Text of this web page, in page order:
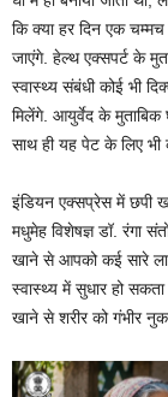
कि क्या हर दिन एक चम्मच
जाएंगे. हेल्थ एक्सपर्ट के
स्वास्थ्य संबंधी कोई भी
मिलेंगे. आयुर्वेद के
साथ ही यह पेट के लिए भी
इंडियन एक्सप्रेस में छपी
मधुमेह विशेषज्ञ डॉ. रंगा
खाने से आपको कई सारे
स्वास्थ्य में सुधार हो सकता
खाने से शरीर को गंभीर